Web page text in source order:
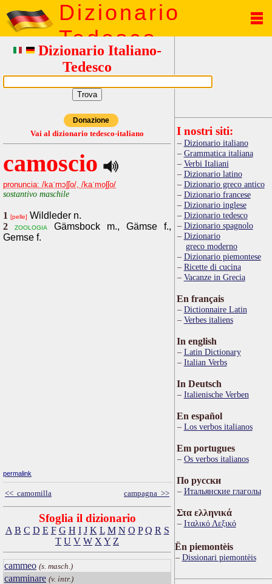
Dizionario
Tedesco
Dizionario Italiano-
Tedesco
Donazione
Vai al dizionario tedesco-italiano
camoscio
pronuncia: /kaˈmɔʃʃo/, /kaˈmoʃʃo/
sostantivo maschile
1 [pelle] Wildleder n.
2
zoologia Gämsbock m., Gämse f.,
Gemse f.
permalink
<< camomilla campagna >>
Sfoglia il dizionario
A B C D E F G H I J K L M N O P Q R S
T U V W X Y Z
cammeo (s. masch.)
camminare (v. intr.)
I nostri siti:
Dizionario italiano
Grammatica italiana
Verbi Italiani
Dizionario latino
Dizionario greco antico
Dizionario francese
Dizionario inglese
Dizionario tedesco
Dizionario spagnolo
Dizionario
greco moderno
Dizionario piemontese
Ricette di cucina
Vacanze in Grecia
En français
Dictionnaire Latin
Verbes italiens
In english
Latin Dictionary
Italian Verbs
In Deutsch
Italienische Verben
En español
Los verbos italianos
Em portugues
Os verbos italianos
По русски
Итальянские глаголы
Στα ελληνικά
Ιταλικό Λεξικό
Ën piemontèis
Dissionari piemontèis